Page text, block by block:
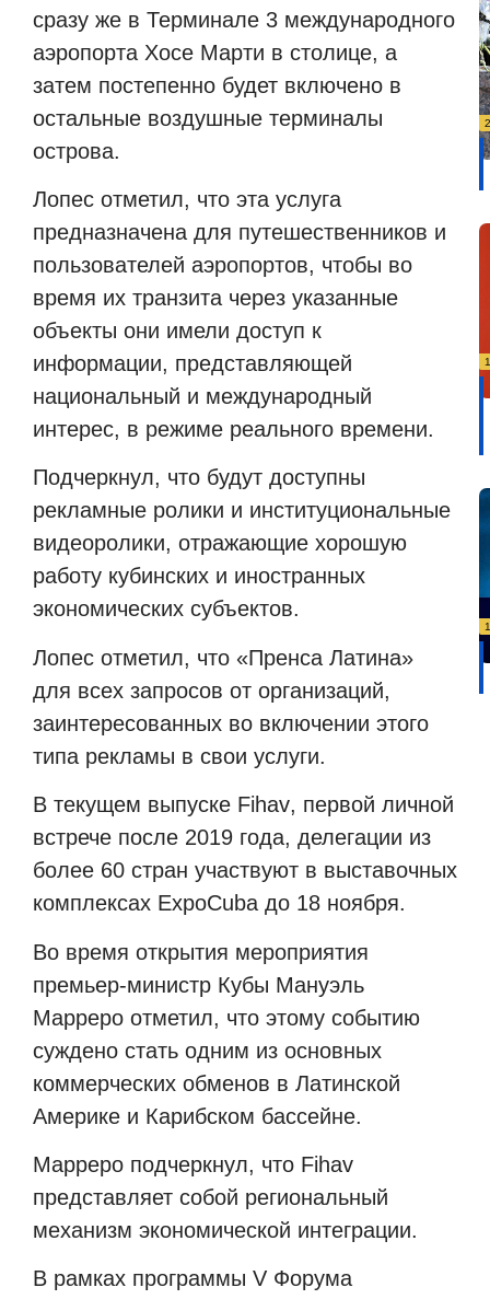
сразу же в Терминале 3 международного
аэропорта Хосе Марти в столице, а
затем постепенно будет включено в
остальные воздушные терминалы
острова.
Лопес отметил, что эта услуга
предназначена для путешественников и
пользователей аэропортов, чтобы во
время их транзита через указанные
объекты они имели доступ к
информации, представляющей
национальный и международный
интерес, в режиме реального времени.
Подчеркнул, что будут доступны
рекламные ролики и институциональные
видеоролики, отражающие хорошую
работу кубинских и иностранных
экономических субъектов.
Лопес отметил, что «Пренса Латина»
для всех запросов от организаций,
заинтересованных во включении этого
типа рекламы в свои услуги.
В текущем выпуске Fihav, первой личной
встрече после 2019 года, делегации из
более 60 стран участвуют в выставочных
комплексах ExpoCuba до 18 ноября.
Во время открытия мероприятия
премьер-министр Кубы Мануэль
Марреро отметил, что этому событию
суждено стать одним из основных
коммерческих обменов в Латинской
Америке и Карибском бассейне.
Марреро подчеркнул, что Fihav
представляет собой региональный
механизм экономической интеграции.
В рамках программы V Форума